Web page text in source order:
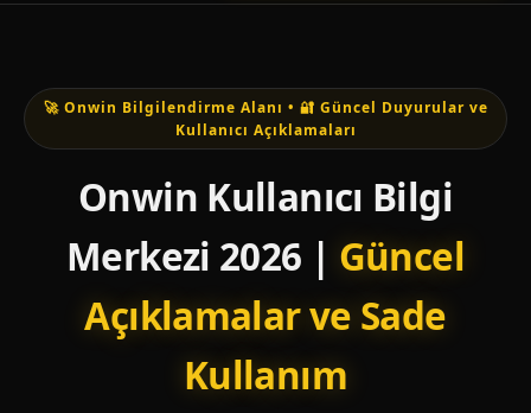
🚀 Onwin Bilgilendirme Alanı • 🔐 Güncel Duyurular ve
Kullanıcı Açıklamaları
Onwin Kullanıcı Bilgi
Merkezi 2026 | Güncel
Açıklamalar ve Sade
Kullanım